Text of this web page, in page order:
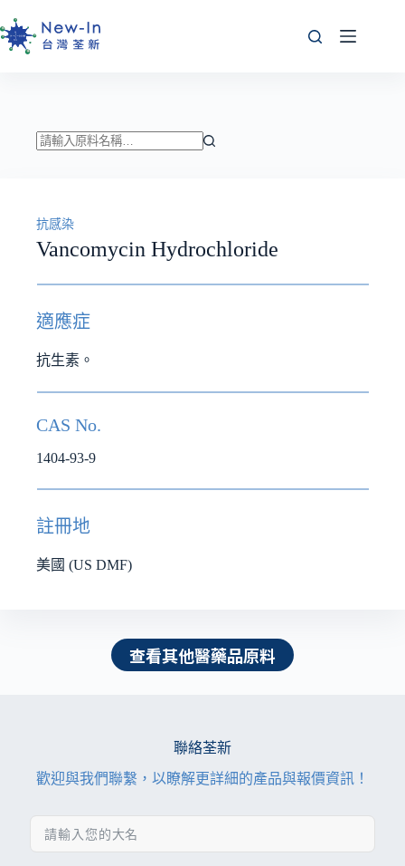
至
主
符
合
的
果
抗感染
Vancomycin Hydrochloride
適應症
抗生素。
CAS No.
1404-93-9
註冊地
美國 (US DMF)
查看其他醫藥品原料
聯絡荃新
歡迎與我們聯繫，以瞭解更詳細的產品與報價資訊！